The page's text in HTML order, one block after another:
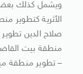
ويشمل كذلك بعض
الأثرية كتطوير
صلاح الدين
منطقة بيت
– تطوير منطقة